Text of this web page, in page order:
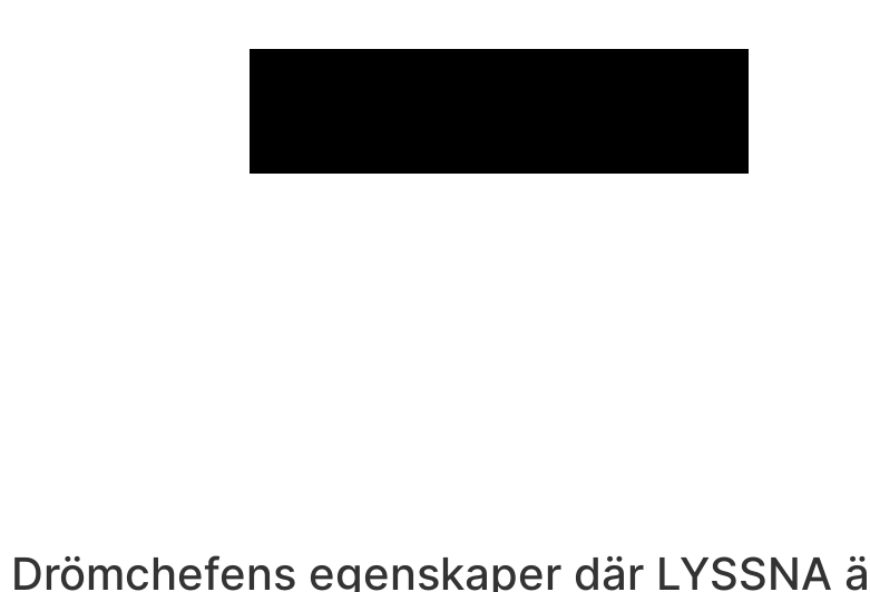
Drömchefens egenskaper där LYSSNA